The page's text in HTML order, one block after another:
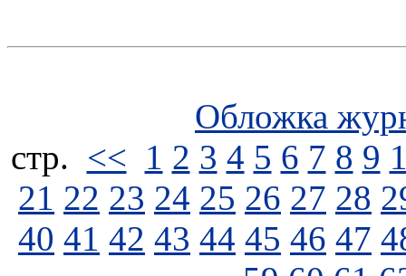
Обложка
стp. << 1 2 3 4 5 6 7 8 9
21 22 23 24 25 26 27 28
40 41 42 43 44 45 46 47